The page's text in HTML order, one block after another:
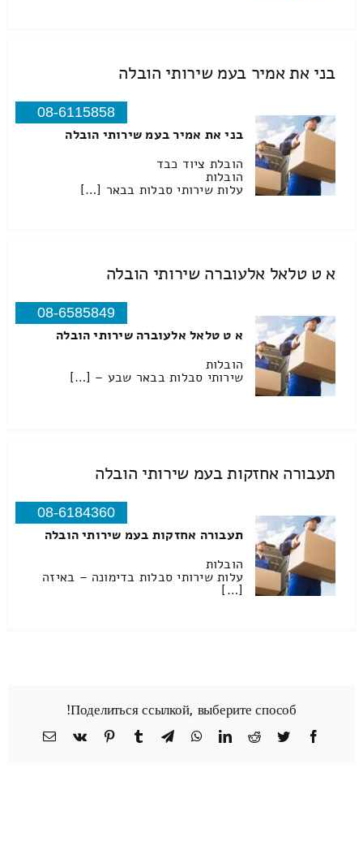
בני את אמיר בעמ שירותי הובלה
08-6115858
בני את אמיר בעמ שירותי הובלה
הובלת ציוד כבד
הובלות
עלות שירותי סבלות בבאר […]
א ט טלאל אלעוברה שירותי הובלה
08-6585849
א ט טלאל אלעוברה שירותי הובלה
הובלות
שירותי סבלות בבאר שבע – […]
תעבורה אחזקות בעמ שירותי הובלה
08-6184360
תעבורה אחזקות בעמ שירותי הובלה
הובלות
עלות שירותי סבלות בדימונה – באיזה
[…]
Поделиться ссылкой, выберите способ!
Facebook
Twitter
Reddit
LinkedIn
WhatsApp
Telegram
Tumblr
Pinterest
Vk
כתובת